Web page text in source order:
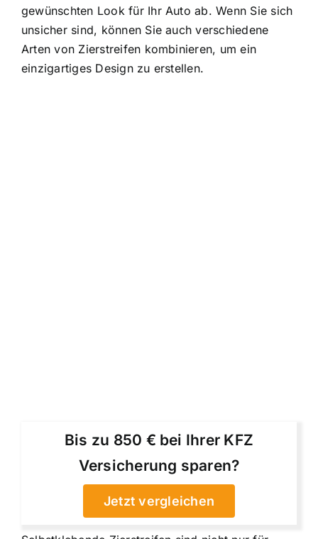
gewünschten Look für Ihr Auto ab. Wenn Sie sich
unsicher sind, können Sie auch verschiedene
Arten von Zierstreifen kombinieren, um ein
einzigartiges Design zu erstellen.
Bis zu 850 € bei Ihrer KFZ
Versicherung sparen?
Jetzt vergleichen